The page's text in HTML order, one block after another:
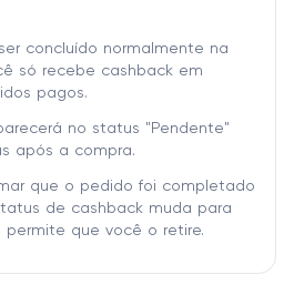
concluído normalmente na
só recebe cashback em
pagos.
no status "Pendente"
após a compra.
que o pedido foi completado
de cashback muda para
permite que você o retire.